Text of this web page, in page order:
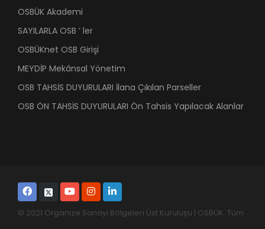
OSBÜK Akademi
SAYILARLA OSB ’ ler
OSBÜKnet OSB Girişi
MEYDİP Mekânsal Yönetim
OSB TAHSİS DUYURULARI İlana Çıkılan Parseller
OSB ÖN TAHSİS DUYURULARI Ön Tahsis Yapılacak Alanlar
© 2021 Organize Sanayi Bölgeleri Üst Kuruluşu | OSBÜK. Tüm